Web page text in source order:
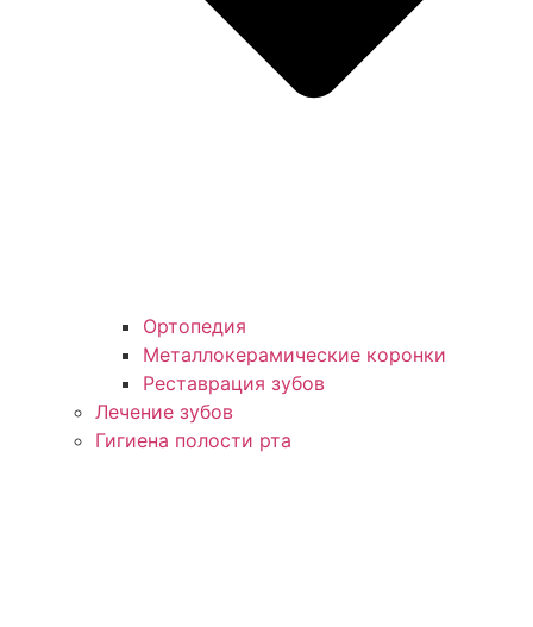
Ортопедия
Металлокерамические коронки
Реставрация зубов
Лечение зубов
Гигиена полости рта